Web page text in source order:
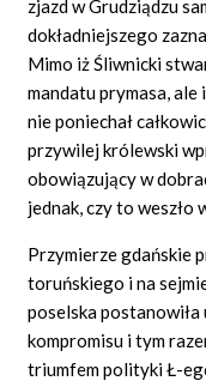
zjazd w Grudziądzu
dokładniejszego
Mimo iż Śliwnicki
mandatu prymasa, ale
nie poniechał
przywilej królewski
obowiązujący w
jednak, czy to weszło
Przymierze gdańskie
toruńskiego i na
poselska postanowiła
kompromisu i tym
triumfem polityki Ł-